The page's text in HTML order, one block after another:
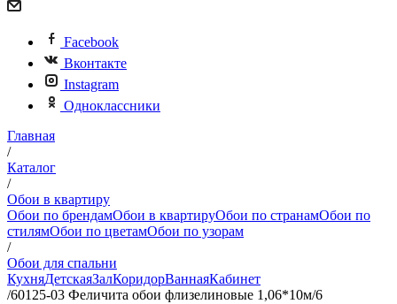
Facebook
Вконтакте
Instagram
Одноклассники
Главная
/
Каталог
/
Обои в квартиру
Обои по брендамОбои в квартируОбои по странамОбои по
стилямОбои по цветамОбои по узорам
/
Обои для спальни
КухняДетскаяЗалКоридорВаннаяКабинет
/60125-03 Феличита обои флизелиновые 1,06*10м/6